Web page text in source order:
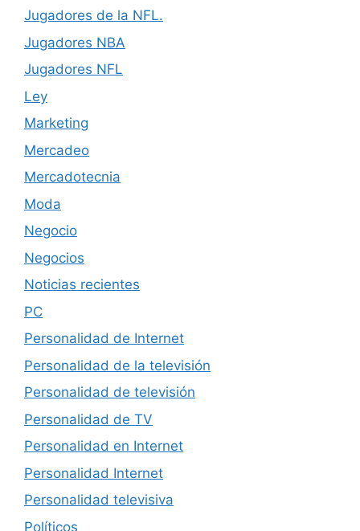
Jugadores de la NFL.
Jugadores NBA
Jugadores NFL
Ley
Marketing
Mercadeo
Mercadotecnia
Moda
Negocio
Negocios
Noticias recientes
PC
Personalidad de Internet
Personalidad de la televisión
Personalidad de televisión
Personalidad de TV
Personalidad en Internet
Personalidad Internet
Personalidad televisiva
Políticos